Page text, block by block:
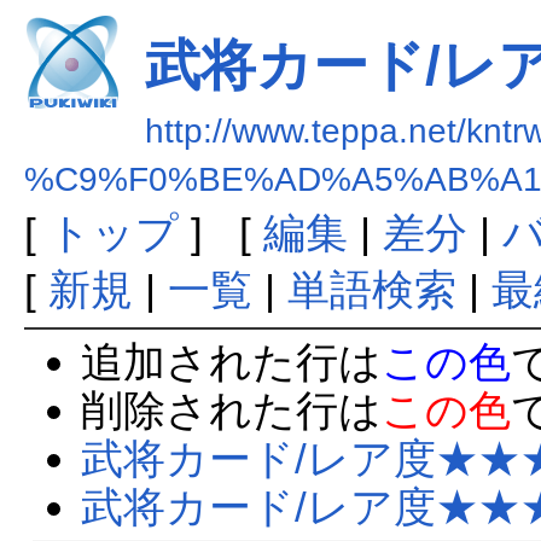
武将カード/
http://www.teppa.net/
[ トップ] [ 編集 | 差分 |
[ 新規 | 一覧 | 単語検索 |
追加された行は この色
削除された行は この色
武将カード/レア度
武将カード/レア度